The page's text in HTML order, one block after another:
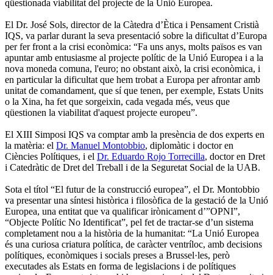
qüestionada viabilitat del projecte de la Unió Europea.
El Dr. José Sols, director de la Càtedra d’Ètica i Pensament Cristià
IQS, va parlar durant la seva presentació sobre la dificultat d’Europa
per fer front a la crisi econòmica: “Fa uns anys, molts països es van
apuntar amb entusiasme al projecte polític de la Unió Europea i a la
nova moneda comuna, l'euro; no obstant això, la crisi econòmica, i
en particular la dificultat que hem trobat a Europa per afrontar amb
unitat de comandament, que sí que tenen, per exemple, Estats Units
o la Xina, ha fet que sorgeixin, cada vegada més, veus que
qüestionen la viabilitat d'aquest projecte europeu”.
El XIII Simposi IQS va comptar amb la presència de dos experts en
la matèria: el Dr. Manuel Montobbio, diplomàtic i doctor en
Ciències Polítiques, i el Dr. Eduardo Rojo Torrecilla, doctor en Dret
i Catedràtic de Dret del Treball i de la Seguretat Social de la UAB.
Sota el títol “El futur de la construcció europea”, el Dr. Montobbio
va presentar una síntesi històrica i filosòfica de la gestació de la Unió
Europea, una entitat que va qualificar irònicament d’”OPNI”,
“Objecte Polític No Identificat”, pel fet de tractar-se d’un sistema
completament nou a la història de la humanitat: “La Unió Europea
és una curiosa criatura política, de caràcter ventríloc, amb decisions
polítiques, econòmiques i socials preses a Brussel·les, però
executades als Estats en forma de legislacions i de polítiques